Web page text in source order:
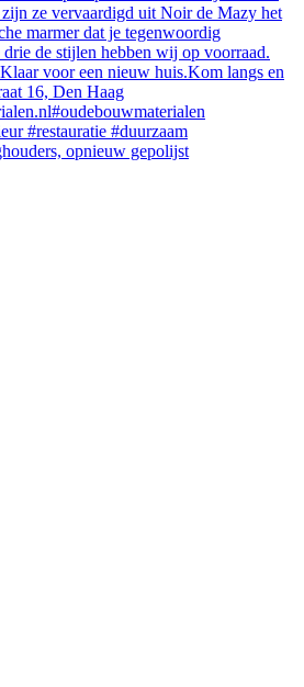
opnieuw gepolijst